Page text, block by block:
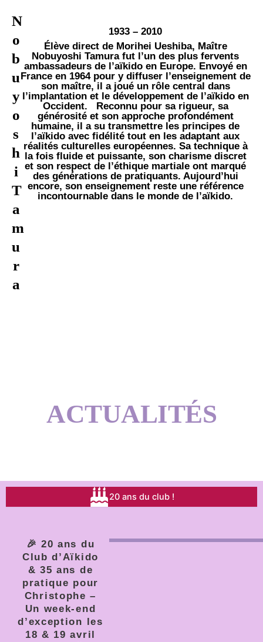
N
o
b
u
y
o
s
h
i
T
a
m
u
r
a
1933 – 2010
Élève direct de Morihei Ueshiba, Maître
Nobuyoshi Tamura fut l’un des plus fervents
ambassadeurs de l’aïkido en Europe. Envoyé en
France en 1964 pour y diffuser l’enseignement de
son maître, il a joué un rôle central dans
l’implantation et le développement de l’aïkido en
Occident. Reconnu pour sa rigueur, sa
générosité et son approche profondément
humaine, il a su transmettre les principes de
l’aïkido avec fidélité tout en les adaptant aux
réalités culturelles européennes. Sa technique à
la fois fluide et puissante, son charisme discret
et son respect de l’éthique martiale ont marqué
des générations de pratiquants. Aujourd’hui
encore, son enseignement reste une référence
incontournable dans le monde de l’aïkido.
ACTUALITÉS
20 ans du club !
🎉 20 ans du
Club d’Aïkido
& 35 ans de
pratique pour
Christophe –
Un week-end
d’exception les
18 & 19 avril